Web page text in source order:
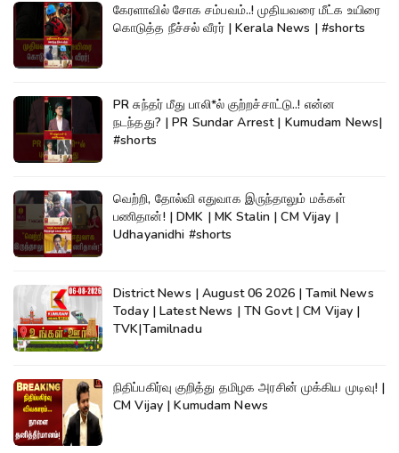
கேரளாவில் சோக சம்பவம்..! முதியவரை மீட்க உயிரை
கொடுத்த நீச்சல் வீரர் | Kerala News | #shorts
PR சுந்தர் மீது பாலி*ல் குற்றச்சாட்டு..! என்ன
நடந்தது? | PR Sundar Arrest | Kumudam News|
#shorts
வெற்றி, தோல்வி எதுவாக இருந்தாலும் மக்கள்
பணிதான்! | DMK | MK Stalin | CM Vijay |
Udhayanidhi #shorts
District News | August 06 2026 | Tamil News
Today | Latest News | TN Govt | CM Vijay |
TVK|Tamilnadu
நிதிப்பகிர்வு குறித்து தமிழக அரசின் முக்கிய முடிவு! |
CM Vijay | Kumudam News